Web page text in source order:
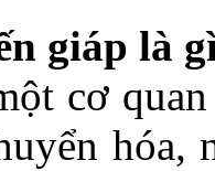
giáp là
cơ